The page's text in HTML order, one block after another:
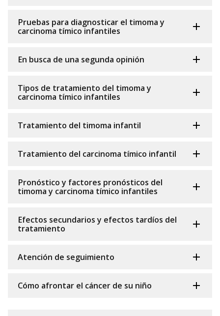
Pruebas para diagnosticar el timoma y
carcinoma tímico infantiles
En busca de una segunda opinión
Tipos de tratamiento del timoma y
carcinoma tímico infantiles
Tratamiento del timoma infantil
Tratamiento del carcinoma tímico infantil
Pronóstico y factores pronósticos del
timoma y carcinoma tímico infantiles
Efectos secundarios y efectos tardíos del
tratamiento
Atención de seguimiento
Cómo afrontar el cáncer de su niño